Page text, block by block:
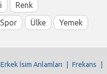
Renk
Spor Ülke Yemek
Erkek İsim Anlamları Frekans